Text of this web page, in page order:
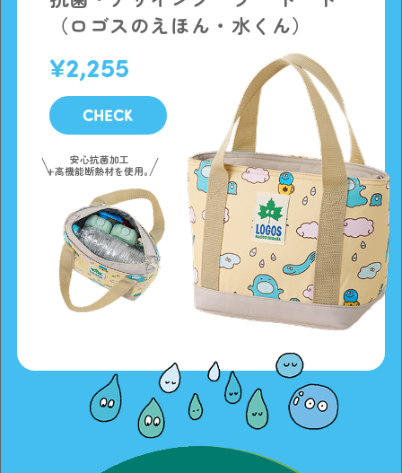
（ロゴスのえほん・水くん）
2,255
CHECK
安心抗菌加工
+高機能断熱材を使用。